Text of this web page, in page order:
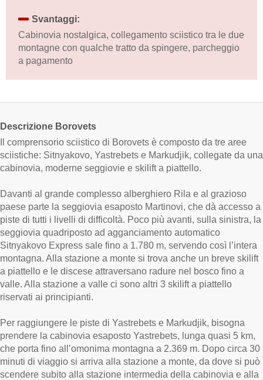
Svantaggi:
Cabinovia nostalgica, collegamento sciistico tra le due
montagne con qualche tratto da spingere, parcheggio
a pagamento
Descrizione Borovets
Il comprensorio sciistico di Borovets è composto da tre aree
sciistiche: Sitnyakovo, Yastrebets e Markudjik, collegate da una
cabinovia, moderne seggiovie e skilift a piattello.
Davanti al grande complesso alberghiero Rila e al grazioso
paese parte la seggiovia esaposto Martinovi, che dà accesso a
piste di tutti i livelli di difficoltà. Poco più avanti, sulla sinistra, la
seggiovia quadriposto ad agganciamento automatico
Sitnyakovo Express sale fino a 1.780 m, servendo così l’intera
montagna. Alla stazione a monte si trova anche un breve skilift
a piattello e le discese attraversano radure nel bosco fino a
valle. Alla stazione a valle ci sono altri 3 skilift a piattello
riservati ai principianti.
Per raggiungere le piste di Yastrebets e Markudjik, bisogna
prendere la cabinovia esaposto Yastrebets, lunga quasi 5 km,
che porta fino all’omonima montagna a 2.369 m. Dopo circa 30
minuti di viaggio si arriva alla stazione a monte, da dove si può
scendere subito alla stazione intermedia della cabinovia e alla